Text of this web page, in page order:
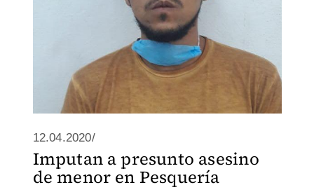
12.04.2020/
Imputan a presunto asesino
de menor en Pesquería